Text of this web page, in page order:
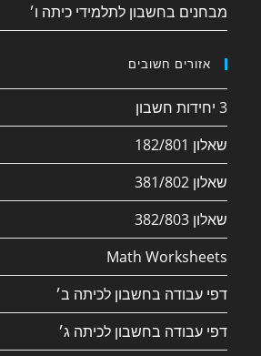
מבחנים בחשבון לתלמידי כיתה ו׳
אזורים חשובים
3 יחידות חשבון
שאלון 182/801
שאלון 381/802
שאלון 382/803
Math Worksheets
דפי עבודה בחשבון לכיתה ב׳
דפי עבודה בחשבון לכיתה ג׳